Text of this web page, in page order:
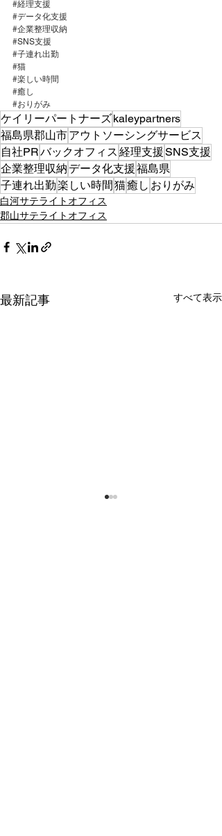
#経理支援
#データ化支援
#企業整理収納
#SNS支援
#子連れ出勤
#猫
#楽しい時間
#癒し
#おりがみ
ケイリーパートナーズkaleypartners
福島県郡山市アウトソーシングサービス
自社PRバックオフィス 経理支援SNS支援
企業整理収納 データ化支援福島県
子連れ出勤楽しい時間猫癒し おりがみ
白河サテライトオフィス
郡山サテライトオフィス
最新記事 すべて表示